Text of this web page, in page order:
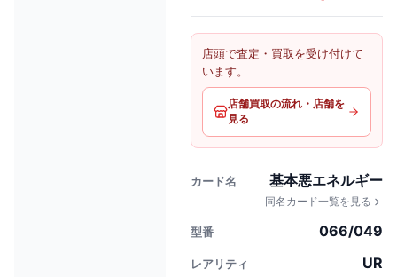
店頭で査定・買取を受け付けて
います。
店舗買取の流れ・店舗を
見る
カード名 基本悪エネルギー
同名カード一覧を見る
型番 066/049
レアリティ UR